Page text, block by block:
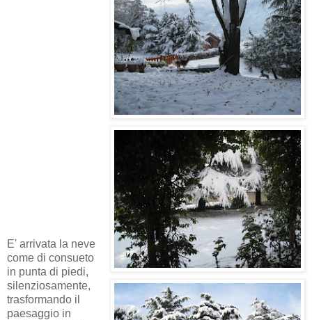
E' arrivata la neve
come di consueto
in punta di piedi,
silenziosamente,
trasformando il
paesaggio in